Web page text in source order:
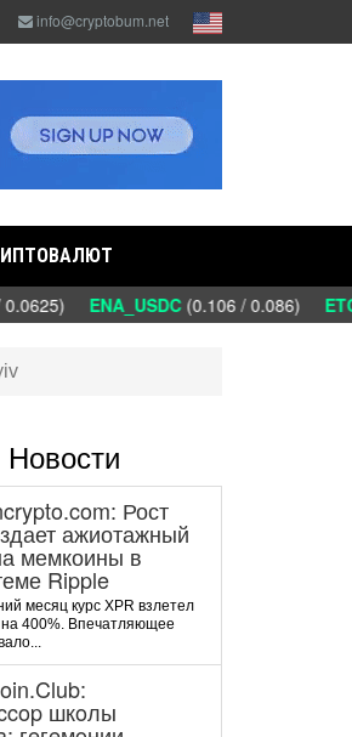
info@cryptobum.net
ENA_USDC(0.106 / 0.086)
Новости
Рост
ажиотажный
мемкоины в
Ripple
месяц курс XPR взлетел
400%. Впечатляющее
шкoлы